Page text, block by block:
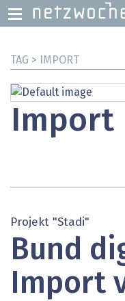
zum
TAG > IMPORT
Import
Projekt "Stadi"
Bund
Import